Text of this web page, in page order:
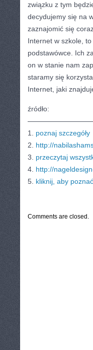
związku z tym
decydujemy się na
zaznajomić się
Internet w szkole,
podstawówce. Ich
on w stanie nam
staramy się
Internet, jaki
źródło:
1. poznaj szczegóły
2. http://
3. przeczytaj
4. http://
5. kliknij, aby poznać
Comments are closed.